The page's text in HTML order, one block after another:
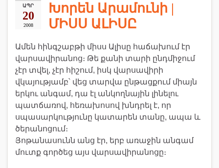
ԱՊՐ
20
2008
Խորեն Արամունի |
ՄԻՍՍ ԱԼԻՍԸ
Ամեն հինգշաբթի միսս Ալիսը հաճախում էր
վարսավիրանոց։ Թե քանի տարի ընդմիջում
չէր տվել, չէր հիշում, իսկ վարսավիրի
վկայությամբ՝ վեց տարվա ընթացքում միայն
երկու անգամ, դա էլ անկողնային լինելու
պատճառով, հեռախոսով խնդրել է, որ
սպասարկությունը կատարեն տանը, ապա և
ծերանոցում։
Յոթանասունն անց էր, երբ առաջին անգամ
մուտք գործեց այս վարսավիրանոցը։